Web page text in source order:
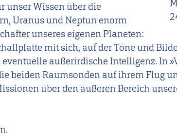
unser Wissen über die
Uranus und Neptun enorm
unseres eigenen Planeten:
mit sich, auf der Töne und
außerirdische Intelligenz. In
beiden Raumsonden auf ihrem Flug
über den äußeren Bereich